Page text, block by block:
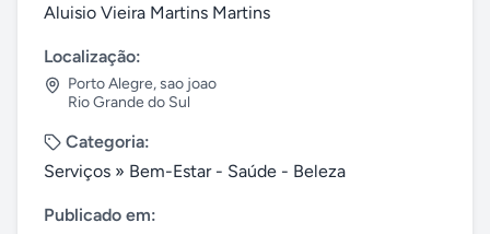
Aluisio Vieira Martins Martins
Localização:
Porto Alegre,sao joao
Rio Grande do Sul
Categoria:
Serviços » Bem-Estar - Saúde - Beleza
Publicado em: